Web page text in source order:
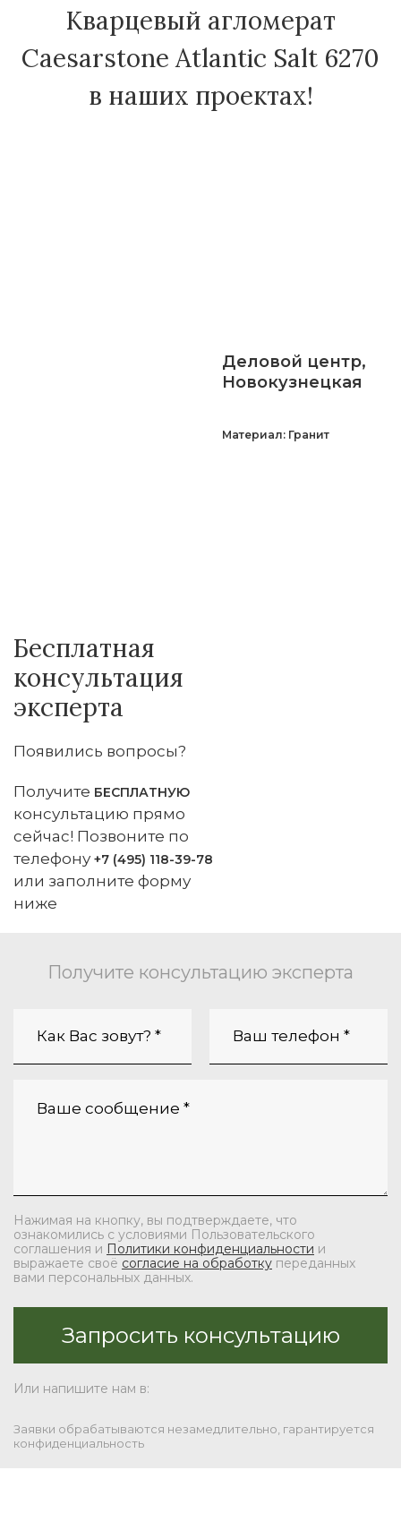
Кварцевый агломерат
Caesarstone Atlantic Salt 6270
в наших проектах!
Деловой центр,
Новокузнецкая
Материал: Гранит
Бесплатная
консультация
эксперта
Появились вопросы?
Получите БЕСПЛАТНУЮ
консультацию прямо
сейчас! Позвоните по
телефону +7 (495) 118-39-78
или заполните форму
ниже
Получите консультацию эксперта
Нажимая на кнопку, вы подтверждаете, что
ознакомились с условиями Пользовательского
соглашения и Политики конфиденциальности и
выражаете своё согласие на обработкупереданных
вами персональных данных.
Или напишите нам в:
Заявки обрабатываются незамедлительно, гарантируется
конфиденциальность